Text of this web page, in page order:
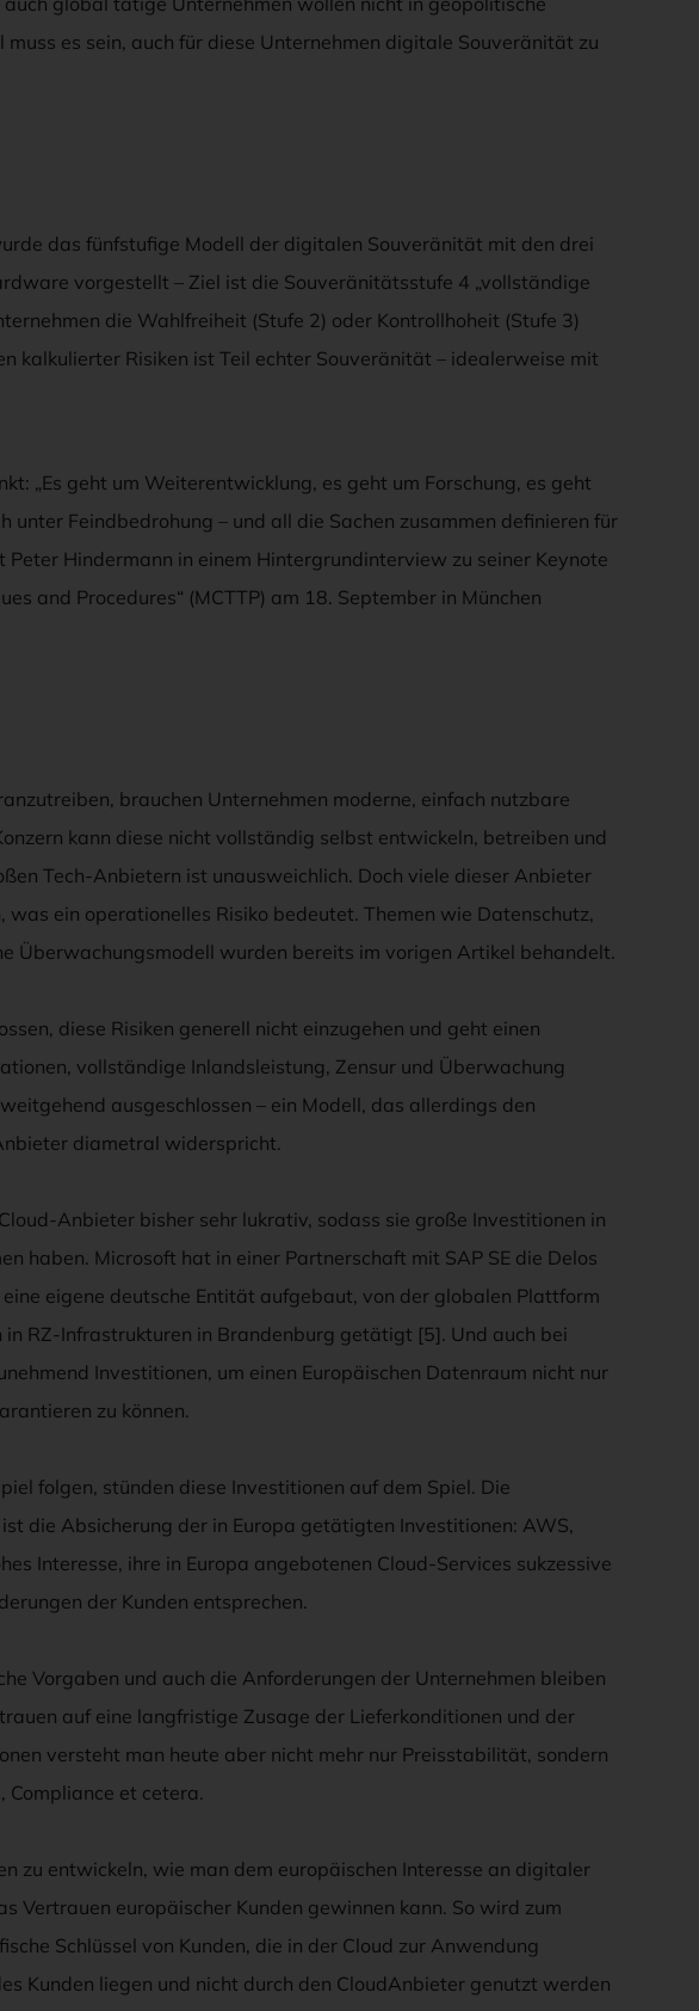
es sein, auch für diese Unternehmen digitale Souveränität zu
das fünfstufige Modell der digitalen Souveränität mit den drei
vorgestellt – Ziel ist die Souveränitätsstufe 4 „vollständige
die Wahlfreiheit (Stufe 2) oder Kontrollhoheit (Stufe 3)
kalkulierter Risiken ist Teil echter Souveränität – idealerweise mit
„Es geht um Weiterentwicklung, es geht um Forschung, es geht
unter Feindbedrohung – und all die Sachen zusammen definieren für
Hindermann in einem Hintergrundinterview zu seiner Keynote
and Procedures“ (MCTTP) am 18. September in München
brauchen Unternehmen moderne, einfach nutzbare
kann diese nicht vollständig selbst entwickeln, betreiben und
Tech-Anbietern ist unausweichlich. Doch viele dieser Anbieter
was ein operationelles Risiko bedeutet. Themen wie Datenschutz,
Überwachungsmodell wurden bereits im vorigen Artikel behandelt.
diese Risiken generell nicht einzugehen und geht einen
vollständige Inlandsleistung, Zensur und Überwachung
ausgeschlossen – ein Modell, das allerdings den
diametral widerspricht.
Anbieter bisher sehr lukrativ, sodass sie große Investitionen in
haben. Microsoft hat in einer Partnerschaft mit SAP SE die Delos
eigene deutsche Entität aufgebaut, von der globalen Plattform
RZ-Infrastrukturen in Brandenburg getätigt [5]. Und auch bei
Investitionen, um einen Europäischen Datenraum nicht nur
zu können.
folgen, stünden diese Investitionen auf dem Spiel. Die
die Absicherung der in Europa getätigten Investitionen: AWS,
Interesse, ihre in Europa angebotenen Cloud-Services sukzessive
der Kunden entsprechen.
Vorgaben und auch die Anforderungen der Unternehmen bleiben
auf eine langfristige Zusage der Lieferkonditionen und der
versteht man heute aber nicht mehr nur Preisstabilität, sondern
Compliance et cetera.
zu entwickeln, wie man dem europäischen Interesse an digitaler
Vertrauen europäischer Kunden gewinnen kann. So wird zum
Schlüssel von Kunden, die in der Cloud zur Anwendung
Kunden liegen und nicht durch den CloudAnbieter genutzt werden